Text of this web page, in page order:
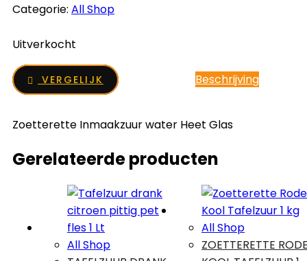
Categorie: All Shop
Uitverkocht
VERGELIJK Beschrijving
Zoetterette Inmaakzuur water Heet Glas
Gerelateerde producten
All Shop
All Shop
ZOETTERETTE